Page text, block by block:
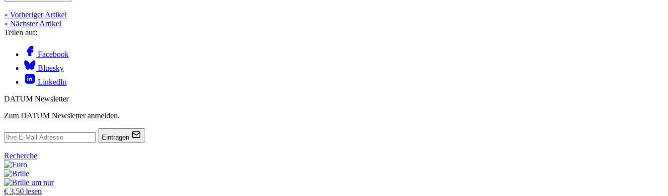
« Vorheriger Artikel
» Nächster Artikel
Teilen auf:
Facebook
Bluesky
LinkedIn
DATUM Newsletter
Zum DATUM Newsletter anmelden.
Eintragen
Recherche
um nur
€ 3,50 lesen